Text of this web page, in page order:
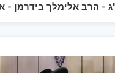
דברים קצרים הכנה לחג השבועות תשפ"ג - הרב אלימלך…
- הרב אלימלך בידרמן -